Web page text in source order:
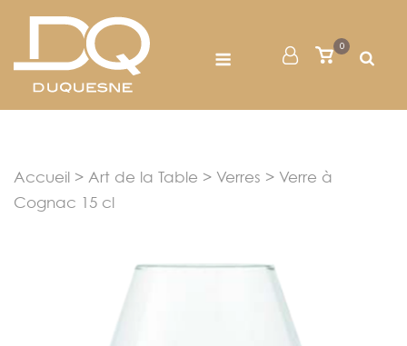
content
Mon
Voir
0
Accueil > Art de la Table > Verres > Verre à
Cognac 15 cl